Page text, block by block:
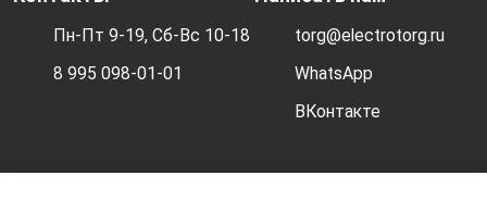
Пн-Пт 9-19, Сб-Вс 10-18
8 995 098-01-01
torg@electrotorg.ru
WhatsApp
ВКонтакте